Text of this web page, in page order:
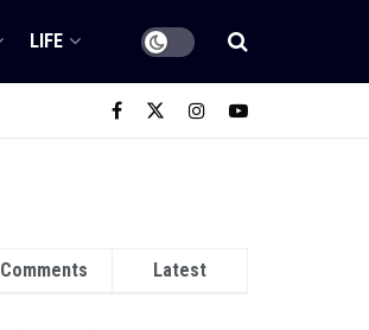
LIFE
Comments Latest